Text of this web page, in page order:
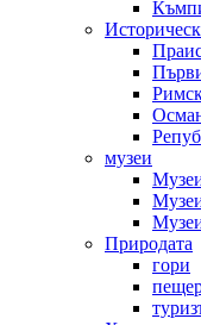
музеи
Природата
гори